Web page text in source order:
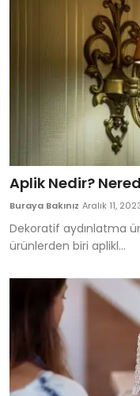
Aplik Nedir?
Buraya Bakınız Aralık 11,
Dekoratif aydınlatma
ürünlerden biri aplikl...